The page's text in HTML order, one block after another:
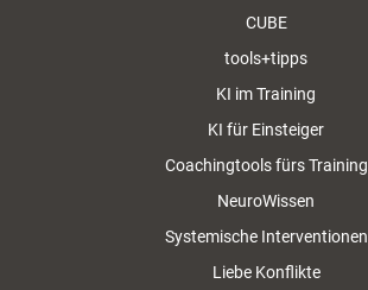
CUBE
tools+tipps
KI im Training
KI für Einsteiger
Coachingtools fürs Training
NeuroWissen
Systemische Interventionen
Liebe Konflikte